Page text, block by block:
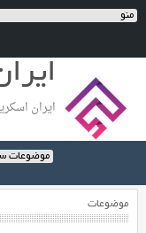
ایران
موضوعات